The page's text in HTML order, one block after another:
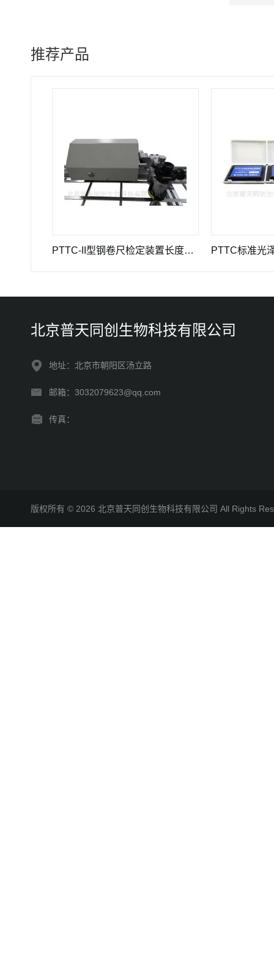
推荐产品
PTTC-II型钢卷尺检定装置长度计量仪器 PTTC标准光泽度
北京普天同创生物科技有限公司
地址：北京市朝阳区汤立路
邮箱：3032079623@qq.com
传真：
版权所有 © 2026 北京普天同创生物科技有限公司 All Rights